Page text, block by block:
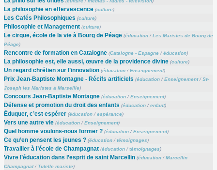
La philosophie en effervescence (culture)
Les Cafés Philosophiques (culture)
Philosophie et Management (culture)
Le cirque, école de la vie à Bourg de Péage (éducation/Les Maristes de Bourg de
Péage)
Rencontre de formation en Catalogne (Catalogne - Espagne/éducation)
La philosophie est, elle aussi, œuvre de la providence divine (culture)
Un regard chrétien sur l’innovation (éducation/Enseignement)
Prix Jean-Baptiste Montagne - Récifs artificiels (éducation/Enseignement/St-
Joseph les Maristes à Marseille)
Concours Jean-Baptiste Montagne (éducation/Enseignement)
Défense et promotion du droit des enfants (éducation/enfant)
Éduquer, c’est espérer (éducation/espérance)
Vers une autre vie (éducation/Enseignement)
Quel homme voulons-nous former ? (éducation/Enseignement)
Ce qu’en pensent les jeunes ? (éducation/témoignages)
Travailler à l’école de Champagnat (éducation/témoignages)
Vivre l’éducation dans l’esprit de saint Marcellin (éducation/Marcellin
Champagnat/ Tutelle mariste)